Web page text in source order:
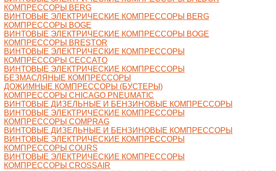
КОМПРЕССОРЫ BERG
ВИНТОВЫЕ ЭЛЕКТРИЧЕСКИЕ КОМПРЕССОРЫ BERG
КОМПРЕССОРЫ BOGE
ВИНТОВЫЕ ЭЛЕКТРИЧЕСКИЕ КОМПРЕССОРЫ BOGE
КОМПРЕССОРЫ BRESTOR
ВИНТОВЫЕ ЭЛЕКТРИЧЕСКИЕ КОМПРЕССОРЫ
КОМПРЕССОРЫ CECCATO
ВИНТОВЫЕ ЭЛЕКТРИЧЕСКИЕ КОМПРЕССОРЫ
БЕЗМАСЛЯНЫЕ КОМПРЕССОРЫ
ДОЖИМНЫЕ КОМПРЕССОРЫ (БУСТЕРЫ)
КОМПРЕССОРЫ CHICAGO PNEUMATIC
ВИНТОВЫЕ ДИЗЕЛЬНЫЕ И БЕНЗИНОВЫЕ КОМПРЕССОРЫ
ВИНТОВЫЕ ЭЛЕКТРИЧЕСКИЕ КОМПРЕССОРЫ
КОМПРЕССОРЫ COMPRAG
ВИНТОВЫЕ ДИЗЕЛЬНЫЕ И БЕНЗИНОВЫЕ КОМПРЕССОРЫ
ВИНТОВЫЕ ЭЛЕКТРИЧЕСКИЕ КОМПРЕССОРЫ
КОМПРЕССОРЫ COURS
ВИНТОВЫЕ ЭЛЕКТРИЧЕСКИЕ КОМПРЕССОРЫ
КОМПРЕССОРЫ CROSSAIR